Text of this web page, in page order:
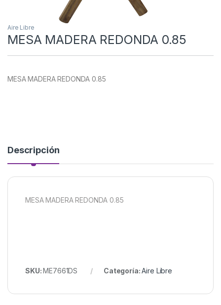
Aire Libre
MESA MADERA REDONDA 0.85
MESA MADERA REDONDA 0.85
Descripción
MESA MADERA REDONDA 0.85
SKU:ME7661DS Categoría:Aire Libre